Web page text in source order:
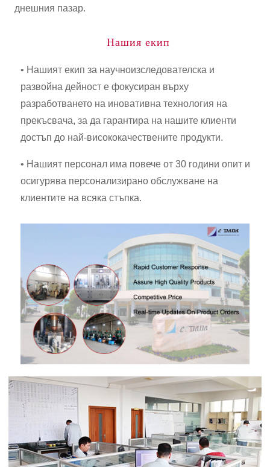
днешния пазар.
Нашия екип
• Нашият екип за научноизследователска и
развойна дейност е фокусиран върху
разработването на иновативна технология на
прекъсвача, за да гарантира на нашите клиенти
достъп до най-висококачествените продукти.
• Нашият персонал има повече от 30 години опит и
осигурява персонализирано обслужване на
клиентите на всяка стъпка.